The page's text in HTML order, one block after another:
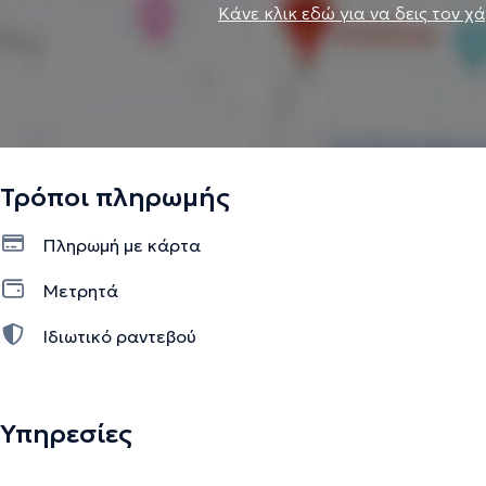
Κάνε κλικ εδώ για να δεις τον
Τρόποι πληρωμής
Πληρωμή με κάρτα
Μετρητά
Ιδιωτικό ραντεβού
Υπηρεσίες